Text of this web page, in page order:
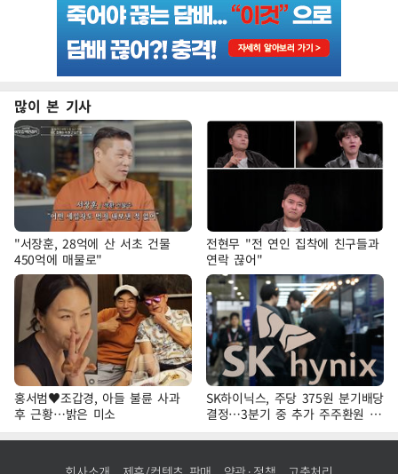
많이 본 기사
"서장훈, 28억에 산 서초 건물
450억에 매물로"
전현무 "전 연인 집착에 친구들과
연락 끊어"
홍서범♥조갑경, 아들 불륜 사과
후 근황…밝은 미소
SK하이닉스, 주당 375원 분기배당
결정…3분기 중 추가 주주환원 발
표